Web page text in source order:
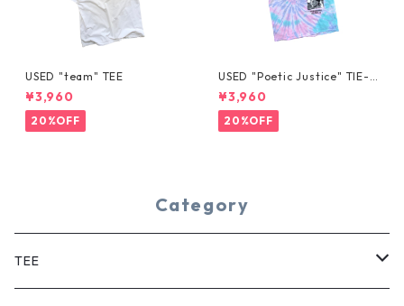
USED "team" TEE
¥3,960
20%OFF
USED "Poetic Justice" TIE-D
YE TEE
¥3,960
20%OFF
Category
TEE